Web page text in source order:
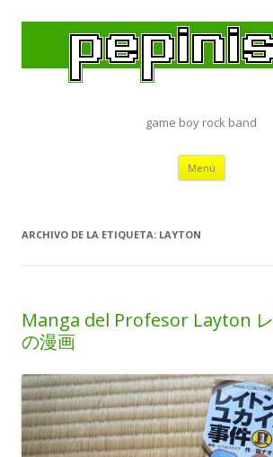
game boy rock band
Menú Saltar
ARCHIVO DE LA ETIQUETA: LAYTON
Manga del Profesor Layton
の漫画